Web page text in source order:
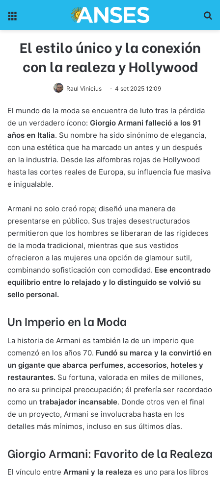
El estilo único y la conexión
con la realeza y Hollywood
Raul Vinicius 4 set 2025 12:09
El mundo de la moda se encuentra de luto tras la pérdida
de un verdadero ícono: Giorgio Armani falleció a los 91
años en Italia. Su nombre ha sido sinónimo de elegancia,
con una estética que ha marcado un antes y un después
en la industria. Desde las alfombras rojas de Hollywood
hasta las cortes reales de Europa, su influencia fue masiva
e inigualable.
Armani no solo creó ropa; diseñó una manera de
presentarse en público. Sus trajes desestructurados
permitieron que los hombres se liberaran de las rigideces
de la moda tradicional, mientras que sus vestidos
ofrecieron a las mujeres una opción de glamour sutil,
combinando sofisticación con comodidad. Ese encontrado
equilibrio entre lo relajado y lo distinguido se volvió su
sello personal.
Un Imperio en la Moda
La historia de Armani es también la de un imperio que
comenzó en los años 70. Fundó su marca y la convirtió en
un gigante que abarca perfumes, accesorios, hoteles y
restaurantes. Su fortuna, valorada en miles de millones,
no era su principal preocupación; él prefería ser recordado
como un trabajador incansable. Donde otros ven el final
de un proyecto, Armani se involucraba hasta en los
detalles más mínimos, incluso en sus últimos días.
Giorgio Armani: Favorito de la Realeza
El vínculo entre Armani y la realeza es uno para los libros